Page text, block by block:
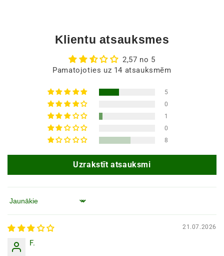
Klientu atsauksmes
2,57 no 5
Pamatojoties uz 14 atsauksmēm
5
0
1
0
8
Uzrakstīt atsauksmi
Kārtot pēc
21.07.2026
F.